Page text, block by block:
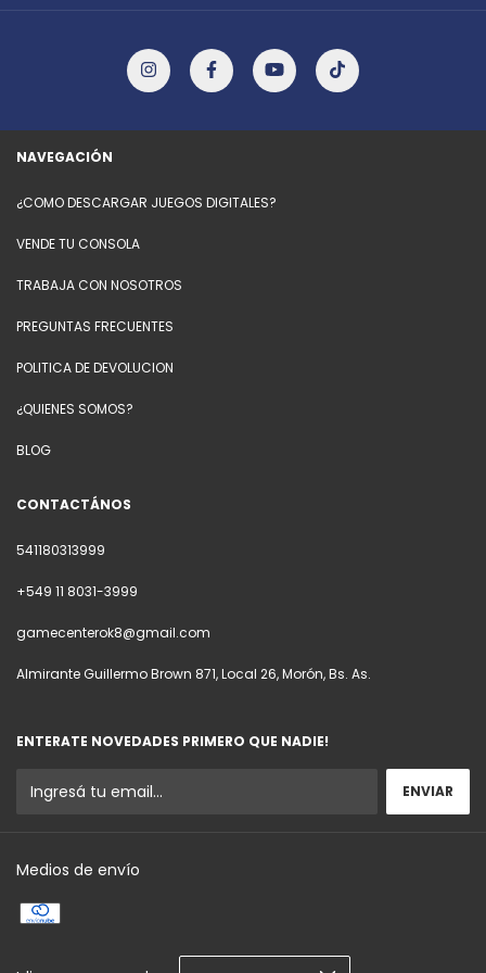
NAVEGACIÓN
¿COMO DESCARGAR JUEGOS DIGITALES?
VENDE TU CONSOLA
TRABAJA CON NOSOTROS
PREGUNTAS FRECUENTES
POLITICA DE DEVOLUCION
¿QUIENES SOMOS?
BLOG
CONTACTÁNOS
541180313999
+549 11 8031-3999
gamecenterok8@gmail.com
Almirante Guillermo Brown 871, Local 26, Morón, Bs. As.
ENTERATE NOVEDADES PRIMERO QUE NADIE!
Medios de envío